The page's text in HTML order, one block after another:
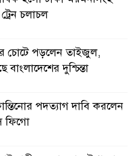
চলাচল
চোটে পড়লেন তাইজুল,
বাংলাদেশের দুশ্চিন্তা
পদত্যাগ দাবি করলেন
ফিগো